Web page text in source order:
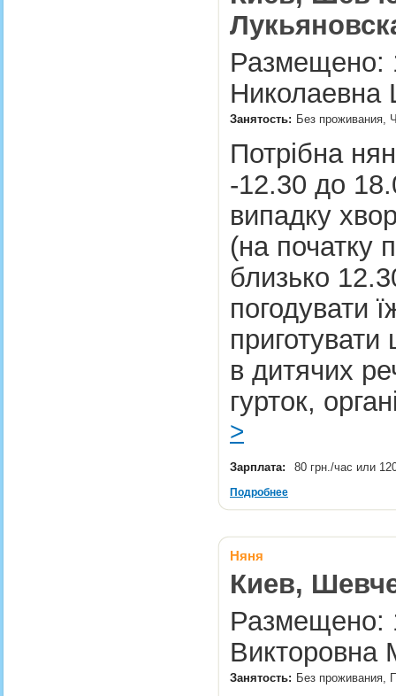
Размещено:
Николаевна
Занятость: Без проживания,
Потрібна
-12.30 до
випадку
(на початку
близько
погодувати
в дитячих
гурток,
>
Зарплата: 80 грн./час или
Подробнее
Няня
Киев,
Размещено:
Викторовна
Занятость: Без проживания,